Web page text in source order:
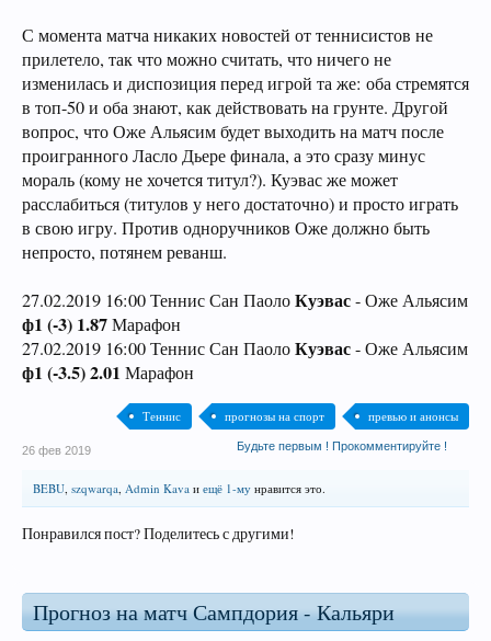
С момента матча никаких новостей от теннисистов не
прилетело, так что можно считать, что ничего не
изменилась и диспозиция перед игрой та же: оба стремятся
в топ-50 и оба знают, как действовать на грунте. Другой
вопрос, что Оже Альясим будет выходить на матч после
проигранного Ласло Дьере финала, а это сразу минус
мораль (кому не хочется титул?). Куэвас же может
расслабиться (титулов у него достаточно) и просто играть
в свою игру. Против одноручников Оже должно быть
непросто, потянем реванш.
27.02.2019 16:00 Теннис Сан ПаолоКуэвас- Оже Альясим
ф1 (-3) 1.87Марафон
27.02.2019 16:00 Теннис Сан ПаолоКуэвас- Оже Альясим
ф1 (-3.5) 2.01 Марафон
Теннис прогнозы на спорт превью и анонсы
Будьте первым ! Прокомментируйте !
26 фев 2019
BEBU, szqwarqa, Admin Kava и ещё 1-му нравится это.
Понравился пост? Поделитесь с другими!
Прогноз на матч Сампдория - Кальяри